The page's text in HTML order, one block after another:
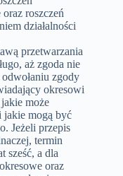
roszczeń
działalności
przetwarzania
aż zgoda nie
zgody
okresowi
może
jakie mogą być
Jeżeli przepis
termin
sześć, a dla
oraz